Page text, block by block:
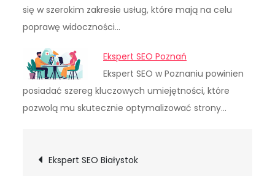
się w szerokim zakresie usług, które mają na celu
poprawę widoczności…
Ekspert SEO Poznań
Ekspert SEO w Poznaniu powinien
posiadać szereg kluczowych umiejętności, które
pozwolą mu skutecznie optymalizować strony…
Nawigacja
Ekspert SEO Białystok